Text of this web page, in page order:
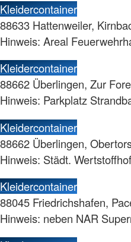
Kleidercontainer
88633 Hattenweiler,
Hinweis: Areal
Kleidercontainer
88662 Überlingen, Zur
Hinweis: Parkplatz
Kleidercontainer
88662 Überlingen,
Hinweis: Städt. Wertstoffhof
Kleidercontainer
88045 Friedrichshafen,
Hinweis: neben NAR